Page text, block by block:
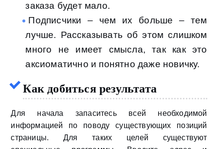
заказа будет мало.
Подписчики – чем их больше – тем
лучше. Рассказывать об этом слишком
много не имеет смысла, так как это
аксиоматично и понятно даже новичку.
Как добиться результата
Для начала запаситесь всей необходимой
информацией по поводу существующих позиций
страницы. Для таких целей существуют